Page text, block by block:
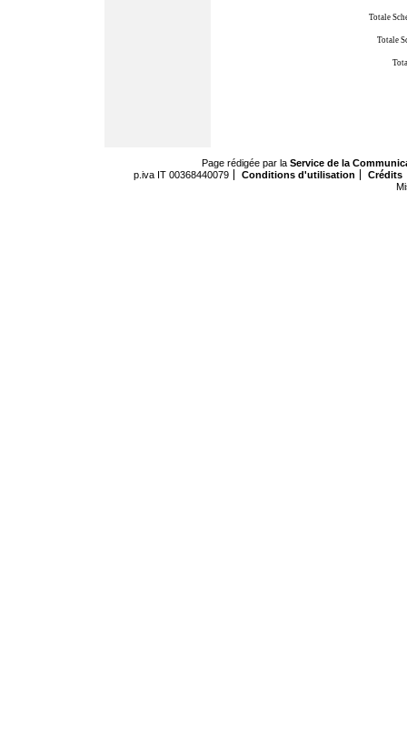
Totale
Totale
Page rédigée par la Service de la
p.iva IT 00368440079
Conditions d'utilisation
Crédits